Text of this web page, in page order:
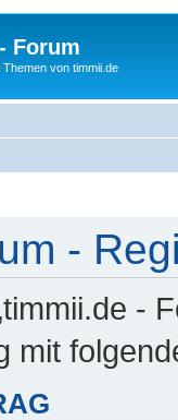
Forum
von timmii.de
-
-
mit